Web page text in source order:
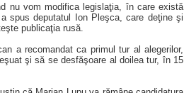
nu vom modifica legislaţia, în care există
spus deputatul Ion Pleşca, care deţine şi
publicaţia rusă.
a recomandat ca primul tur al alegerilor,
şi să se desfăşoare al doilea tur, în 15